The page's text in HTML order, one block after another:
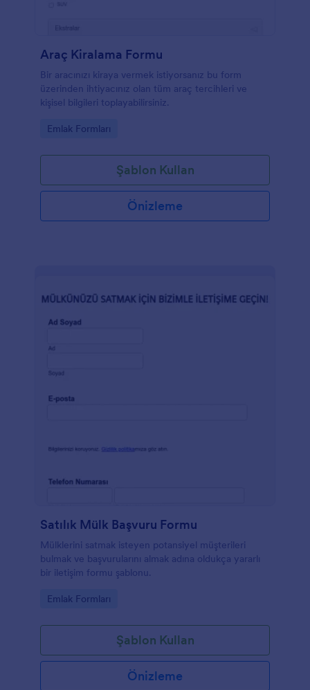
Araç Kiralama Formu
Bir aracınızı kiraya vermek istiyorsanız bu form
üzerinden ihtiyacınız olan tüm araç tercihleri ve
kişisel bilgileri toplayabilirsiniz.
Go to Category:
Emlak Formları
Şablon Kullan
Önizleme
Satılık Mülk Başvuru Formu
Mülklerini satmak isteyen potansiyel müşterileri
bulmak ve başvurularını almak adına oldukça yararlı
bir iletişim formu şablonu.
Go to Category:
Emlak Formları
Şablon Kullan
Önizleme